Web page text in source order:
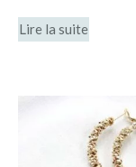
Lire la suite